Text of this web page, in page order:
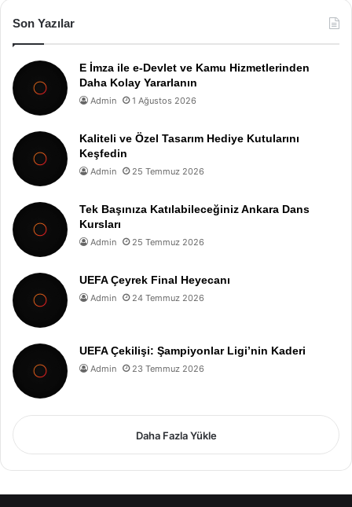
Son Yazılar
E İmza ile e-Devlet ve Kamu Hizmetlerinden
Daha Kolay Yararlanın
Admin 1 Ağustos 2026
Kaliteli ve Özel Tasarım Hediye Kutularını
Keşfedin
Admin 25 Temmuz 2026
Tek Başınıza Katılabileceğiniz Ankara Dans
Kursları
Admin 25 Temmuz 2026
UEFA Çeyrek Final Heyecanı
Admin 24 Temmuz 2026
UEFA Çekilişi: Şampiyonlar Ligi’nin Kaderi
Admin 23 Temmuz 2026
Daha Fazla Yükle